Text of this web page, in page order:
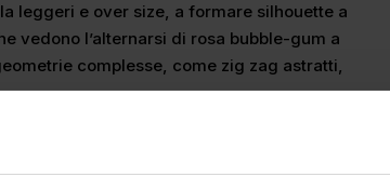
leggeri e over size, a formare silhouette a
vedono l’alternarsi di rosa bubble-gum a
complesse, come zig zag astratti,